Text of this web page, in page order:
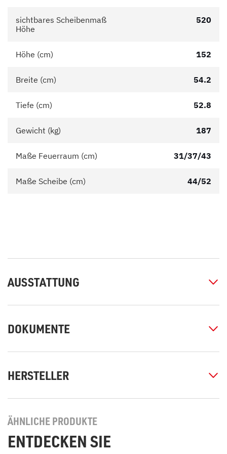
sichtbares Scheibenmaß
Höhe
520
Höhe (cm) 152
Breite (cm) 54.2
Tiefe (cm) 52.8
Gewicht (kg) 187
Maße Feuerraum (cm) 31/37/43
Maße Scheibe (cm) 44/52
AUSSTATTUNG
DOKUMENTE
HERSTELLER
ÄHNLICHE PRODUKTE
ENTDECKEN SIE